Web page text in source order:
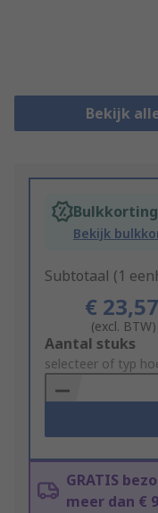
Bekijk
Bekijk
Subtotaal (1
€ 23,57
(excl. BTW)
Add
to
Basket
Aantal stuks
selecteer of typ
GRATIS
meer dan €